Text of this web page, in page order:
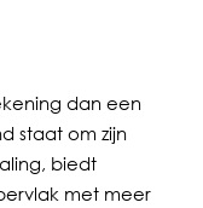
dan een
staat om zijn
biedt
met meer